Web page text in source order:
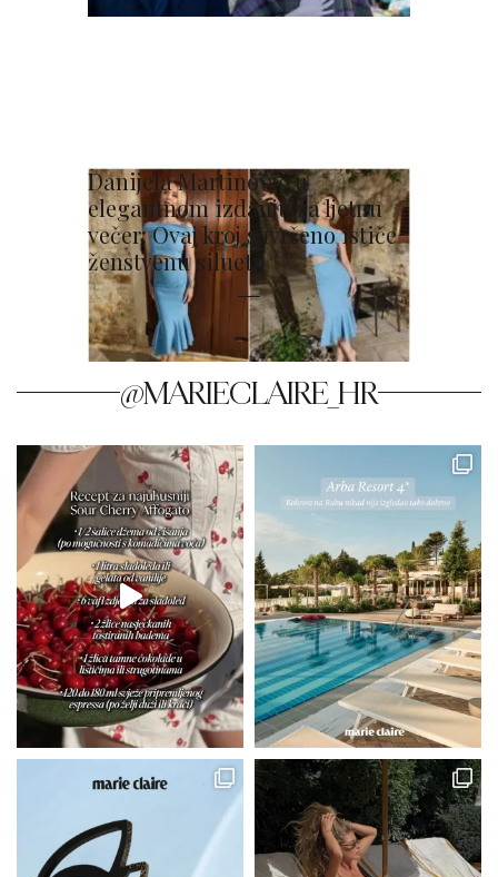
Danijela Martinović u
elegantnom izdanju za ljetnu
večer: Ovaj kroj savršeno ističe
ženstvenu siluetu
@MARIECLAIRE_HR